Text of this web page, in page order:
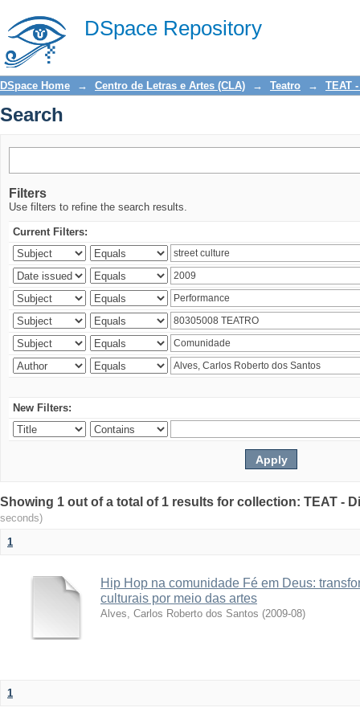
DSpace Repository
Search
DSpace Home → Centro de Letras e Artes (CLA) → Teatro → TEAT
Search
Filters
Use filters to refine the search results.
Current Filters:
New Filters:
Showing 1 out of a total of 1 results for collection: TEAT -
seconds)
1
Hip Hop na comunidade Fé em Deus:
culturais por meio das artes
Alves, Carlos Roberto dos Santos (2009-08)
1